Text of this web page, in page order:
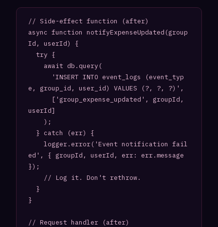
// Side-effect function (after)
async function notifyExpenseUpdated(group
Id, userId) {
e, group_id, user_id) VALUES (?, ?, ?)',
userId]
ed', { groupId, userId, err: err.message
});
}
// Request handler (after)